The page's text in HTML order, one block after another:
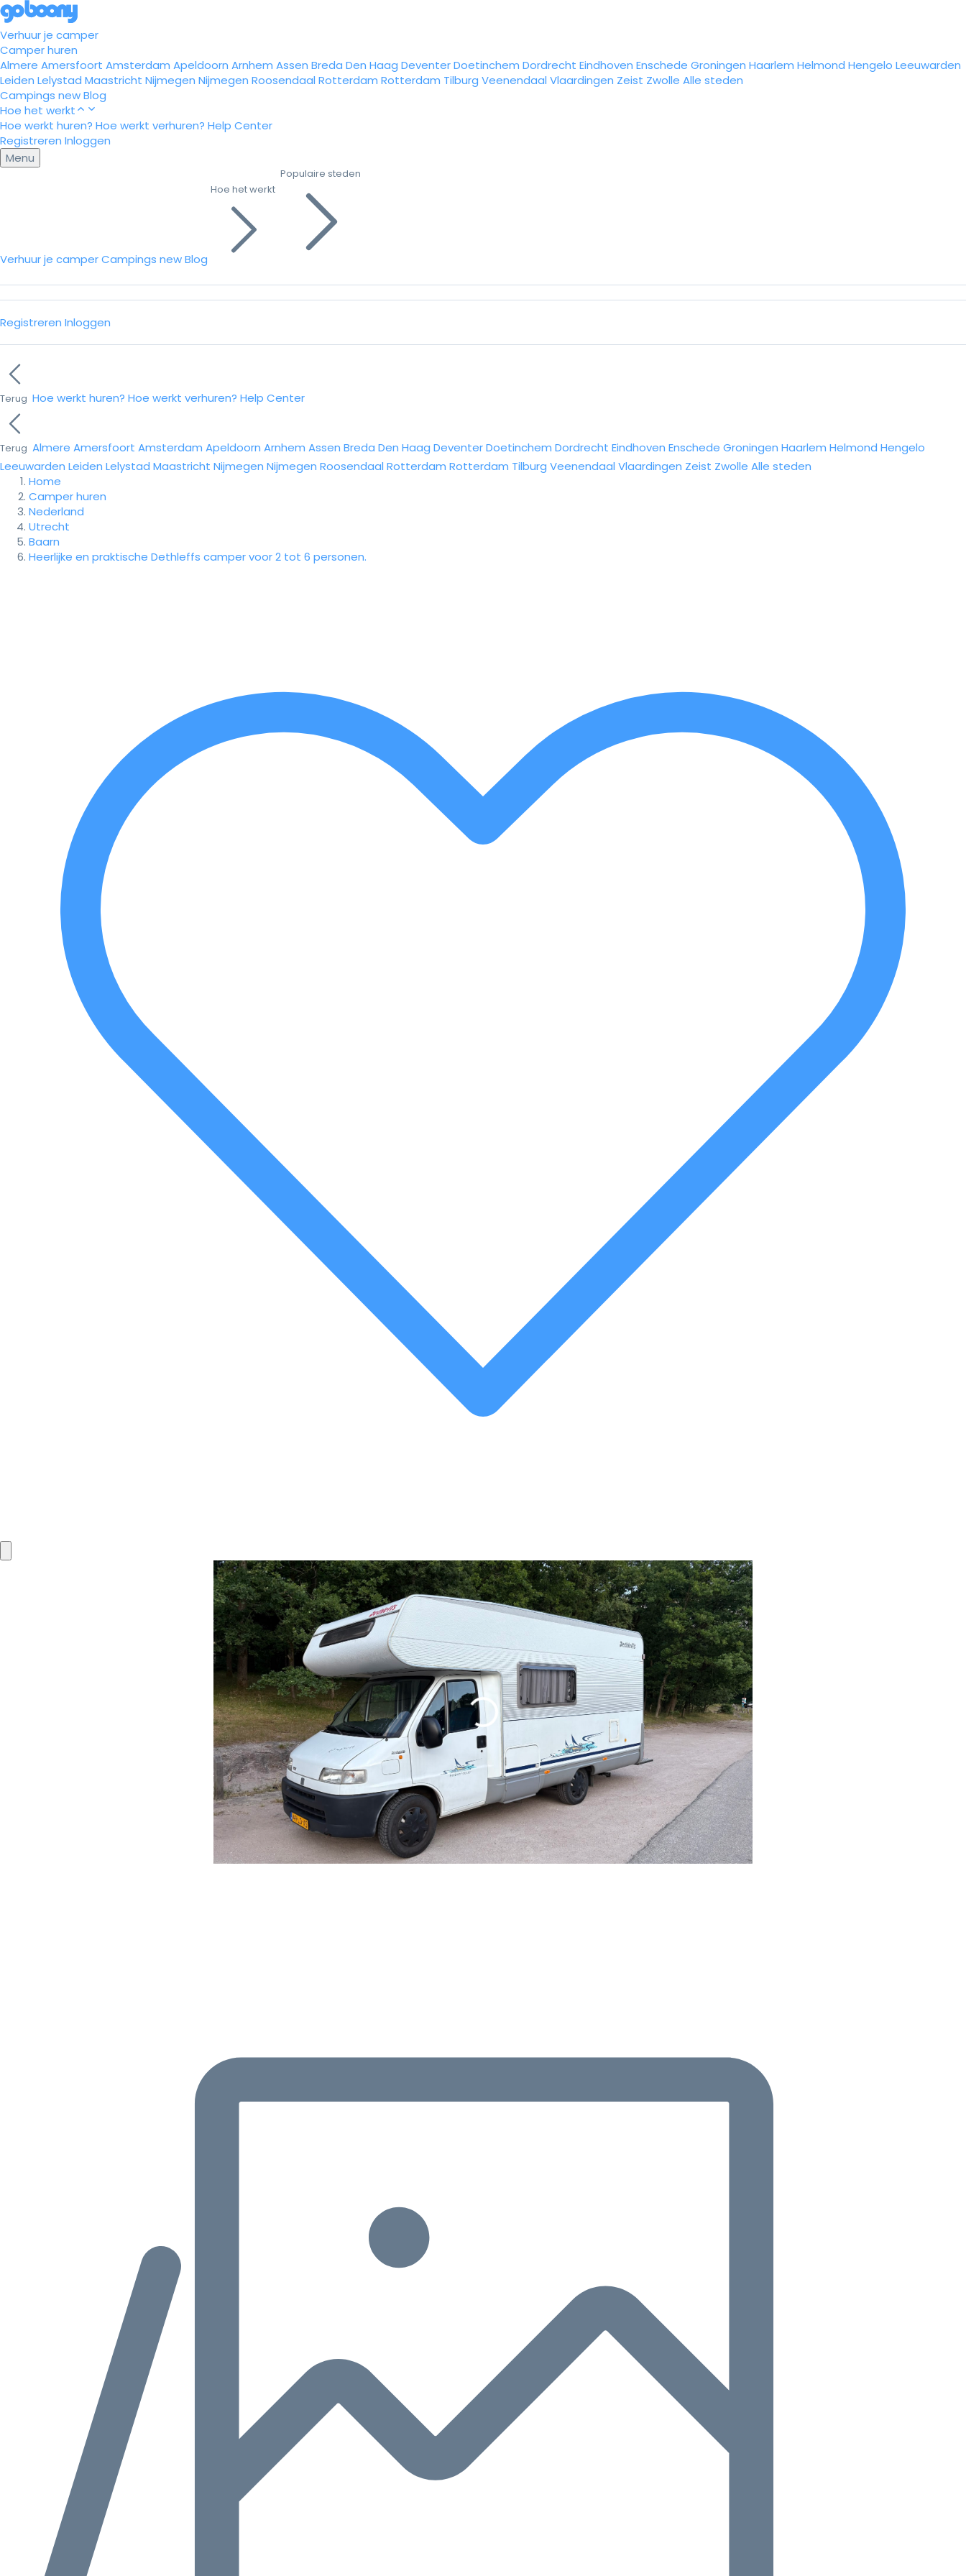
Verhuur je camper
Camper huren
Almere Amersfoort Amsterdam Apeldoorn Arnhem Assen Breda Den Haag DeventerDoetinchem Dordrecht Eindhoven Enschede Groningen Haarlem Helmond Hengelo Leeuwarden
Leiden Lelystad Maastricht Nijmegen Nijmegen Roosendaal Rotterdam Rotterdam Tilburg Veenendaal Vlaardingen Zeist Zwolle Alle steden
Campings newBlog
Hoe het werkt
Hoe werkt huren? Hoe werkt verhuren? Help Center
Registreren Inloggen
Menu
Verhuur je camperCampings newBlog
Hoe het werkt
Populaire steden
Registreren Inloggen
Terug Hoe werkt huren? Hoe werkt verhuren? Help Center
Terug Almere Amersfoort Amsterdam Apeldoorn Arnhem Assen Breda Den Haag DeventerDoetinchem Dordrecht Eindhoven Enschede Groningen Haarlem Helmond Hengelo
Leeuwarden Leiden Lelystad Maastricht Nijmegen Nijmegen Roosendaal Rotterdam Rotterdam Tilburg Veenendaal Vlaardingen Zeist Zwolle Alle steden
Home
Camper huren
Nederland
Utrecht
Baarn
Heerlijke en praktische Dethleffs camper voor 2 tot 6 personen.